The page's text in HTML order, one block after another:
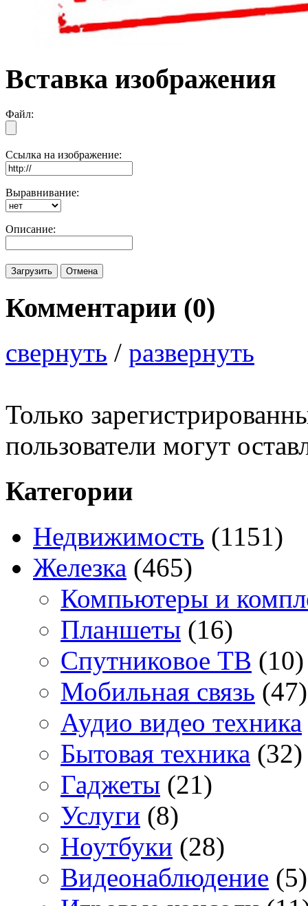
Вставка изображения
Файл:
Ссылка на изображение:
Выравнивание:
Описание:
Комментарии (0)
свернуть / развернуть
Только
пользователи могут
Категории
Недвижимость (1151)
Железка (465)
Компьютеры и
Планшеты (16)
Спутниковое ТВ (10)
Мобильная связь (47)
Аудио видео техника
Бытовая техника (32)
Гаджеты (21)
Услуги (8)
Ноутбуки (28)
Видеонаблюдение (5)